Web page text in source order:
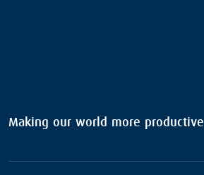
Making our world more productive